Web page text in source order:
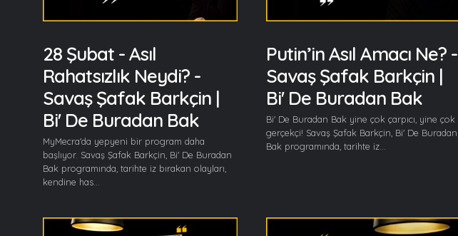
28 Şubat - Asıl
Rahatsızlık Neydi? -
Savaş Şafak Barkçin |
Bi' De Buradan Bak
MyMecra'da yepyeni bir program daha
başlıyor. Savaş Şafak Barkçin, Bi' De Buradan
Bak programında, tarihte iz bırakan olayları,
kendine has...
Putin’in Asıl Amacı Ne? -
Savaş Şafak Barkçin |
Bi' De Buradan Bak
Bi' De Buradan Bak yine çok çarpıcı, yine çok
gerçekçi! Savaş Şafak Barkçin, Bi' De Buradan
Bak programında, tarihte iz...